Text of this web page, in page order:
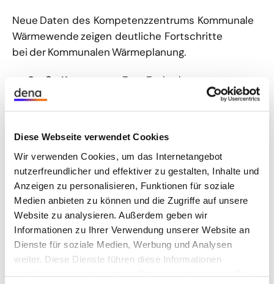
Diese Webseite verwendet Cookies
Wir verwenden Cookies, um das Internetangebot
nutzerfreundlicher und effektiver zu gestalten, Inhalte und
Anzeigen zu personalisieren, Funktionen für soziale
Medien anbieten zu können und die Zugriffe auf unsere
Website zu analysieren. Außerdem geben wir
Informationen zu Ihrer Verwendung unserer Website an
Dienste für soziale Medien, Werbung und Analysen
weiter. Diese Dienste führen diese Informationen
Neue Daten des Kompetenzzentrums Kommunale
Wärmewende zeigen deutliche Fortschritte
bei der Kommunalen Wärmeplanung.
Große Kommunen
: Zum Ende des ersten
Quartals haben rund 56 Prozent der großen
Kommunen mit über 100.000 Einwohnenden
Weitere 44 Prozent befinden sich noch im
Prozess.
Mittlere Kommunen:
Auch mittlere Kommunen sind
vorangekommen. 84 Prozent der Städte und
Gemeinden mit 10.000 bis 100.000
Einwohnenden haben ihre Wärmeplanung
bereits begonnen oder abgeschlossen.